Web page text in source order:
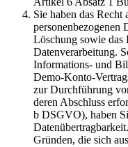
Sie haben das
personenbezogenen
Löschung sowie das
Datenverarbeitung.
Informations- und
Demo-Konto-
zur Durchführung
deren Abschluss
b DSGVO), haben
Gründen, die sich